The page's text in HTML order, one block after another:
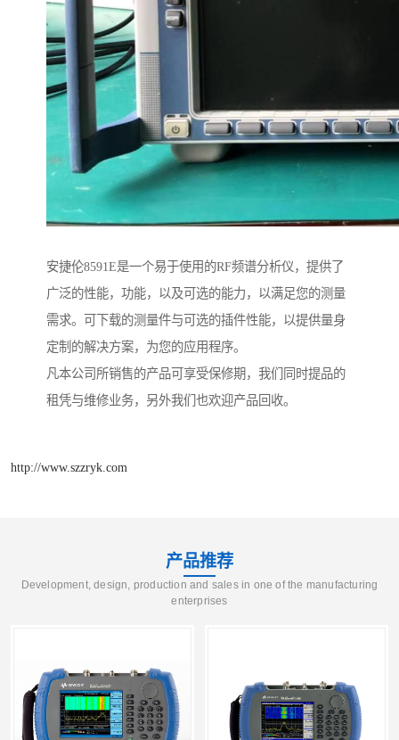
安捷伦8591E是一个易于使用的RF频谱分析仪，提供了
广泛的性能，功能，以及可选的能力，以满足您的测量
需求。可下载的测量件与可选的插件性能，以提供量身
定制的解决方案，为您的应用程序。
凡本公司所销售的产品可享受保修期，我们同时提品的
租凭与维修业务，另外我们也欢迎产品回收。
http://www.szzryk.com
产品推荐
Development, design, production and sales in one of the manufacturing
enterprises